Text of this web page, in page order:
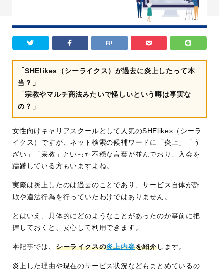
B!
「SHElikes（シーライクス）が過去に炎上したって本
当？」
「宗教やマルチ商法みたいで怪しいという噂は事実な
の？」
女性向けキャリアスクールとして人気のSHElikes（シーラ
イクス）ですが、ネット検索の候補ワードに「炎上」「う
ざい」「宗教」といった不穏な言葉が並んでおり、入会を
躊躇している方もいますよね。
実際は炎上したのは過去のことであり、サービス自体が詐
欺や違法行為を行っていたわけではありません。
とはいえ、具体的にどのようなことがあったのか事前に把
握しておくと、安心して利用できます。
本記事では、 シーライクスの炎上内容を紹介 します。
炎上した理由や現在のサービス状況などもまとめているの